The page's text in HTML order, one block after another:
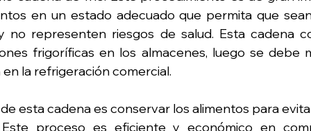
en un estado adecuado que permita que
no representen riesgos de salud. Esta cadena
frigoríficas en los almacenes, luego se debe
la refrigeración comercial.
esta cadena es conservar los alimentos para
Este proceso es eficiente y económico en